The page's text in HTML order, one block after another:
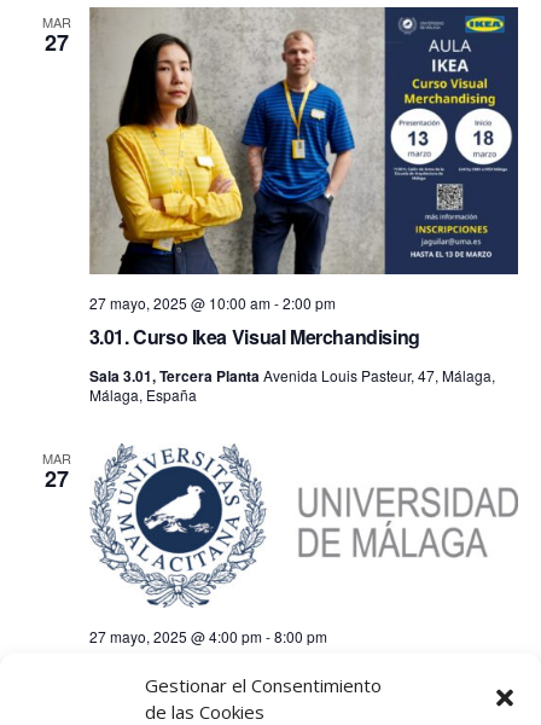
Gestionar el Consentimiento
de las Cookies
MAR
27
3.01. Curso Ikea Visual Merchandising
27 mayo, 2025 @ 10:00 am-2:00 pm
Sala 3.01, Tercera PlantaAvenida Louis Pasteur, 47, Málaga,
Málaga, España
MAR
27
27 mayo, 2025 @ 4:00 pm-8:00 pm
Sala 3.01 y 3.02, 3ª planta de Link